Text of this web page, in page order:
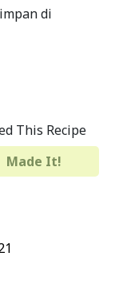
di
This Recipe
Made It!